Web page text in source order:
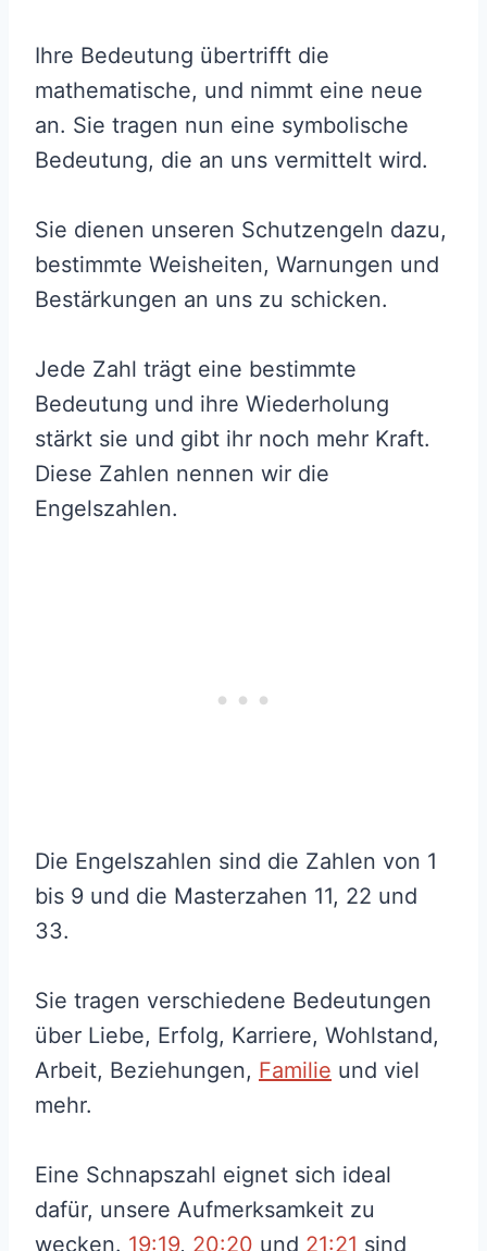
Ihre Bedeutung übertrifft die
mathematische, und nimmt eine neue
an. Sie tragen nun eine symbolische
Bedeutung, die an uns vermittelt wird.
Sie dienen unseren Schutzengeln dazu,
bestimmte Weisheiten, Warnungen und
Bestärkungen an uns zu schicken.
Jede Zahl trägt eine bestimmte
Bedeutung und ihre Wiederholung
stärkt sie und gibt ihr noch mehr Kraft.
Diese Zahlen nennen wir die
Engelszahlen.
Die Engelszahlen sind die Zahlen von 1
bis 9 und die Masterzahen 11, 22 und
33.
Sie tragen verschiedene Bedeutungen
über Liebe, Erfolg, Karriere, Wohlstand,
Arbeit, Beziehungen, Familie und viel
mehr.
Eine Schnapszahl eignet sich ideal
dafür, unsere Aufmerksamkeit zu
wecken. 19:19, 20:20 und 21:21 sind